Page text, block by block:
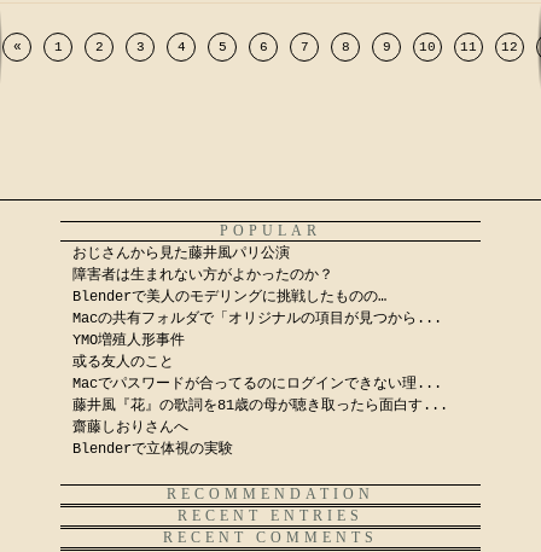
« 1 2 3 4 5 6 7 8 9 10 11 12
POPULAR
おじさんから見た藤井風パリ公演
障害者は生まれない方がよかったのか？
Blenderで美人のモデリングに挑戦したものの…
Macの共有フォルダで「オリジナルの項目が見つから...
YMO増殖人形事件
或る友人のこと
Macでパスワードが合ってるのにログインできない理...
藤井風『花』の歌詞を81歳の母が聴き取ったら面白す...
齋藤しおりさんへ
Blenderで立体視の実験
RECOMMENDATION
RECENT ENTRIES
RECENT COMMENTS